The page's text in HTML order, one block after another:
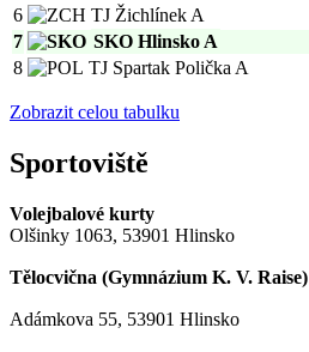
6
TJ Žichlínek A
7
SKO Hlinsko A
8
TJ Spartak Polička A
Zobrazit celou tabulku
Sportoviště
Volejbalové kurty
Olšinky 1063, 53901 Hlinsko
Tělocvična (Gymnázium K. V. Raise)
Adámkova 55, 53901 Hlinsko